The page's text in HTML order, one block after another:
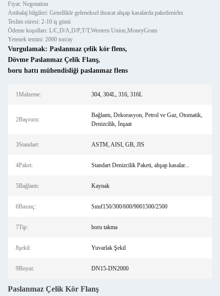
Fiyat: Negotation
Ambalaj bilgileri: Genellikle geleneksel ihracat ahşap kasalarda paketlenirler.
Teslim süresi: 2-10 iş günü
Ödeme koşulları: L/C,D/A,D/P,T/T,Western Union,MoneyGram
Yetenek temini: 2000 ton/ay
Vurgulamak: Paslanmaz çelik kör flens,
Dövme Paslanmaz Çelik Flanş,
boru hattı mühendisliği paslanmaz flens
1Malzeme: 304, 304L, 316, 316L
2Başvuru:
Bağlantı, Dekorasyon, Petrol ve Gaz, Otomatik,
Denizcilik, İnşaat
3Standart: ASTM, AISI, GB, JIS
4Paket: Standart Denizcilik Paketi, ahşap kasalar...
5Bağlantı: Kaynak
6Basınç: Sınıf150/300/600/9001500/2500
7Tip: boru takma
8şekil: Yuvarlak Şekil
9Boyut: DN15-DN2000
Paslanmaz Çelik Kör Flanş